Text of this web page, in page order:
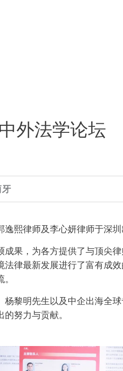
外法学论坛
逸熙律师及李心妍律师于深
成果，为各方提供了与顶尖
法律最新发展进行了富有成
杨黎明先生以及中企出海全
努力与贡献。